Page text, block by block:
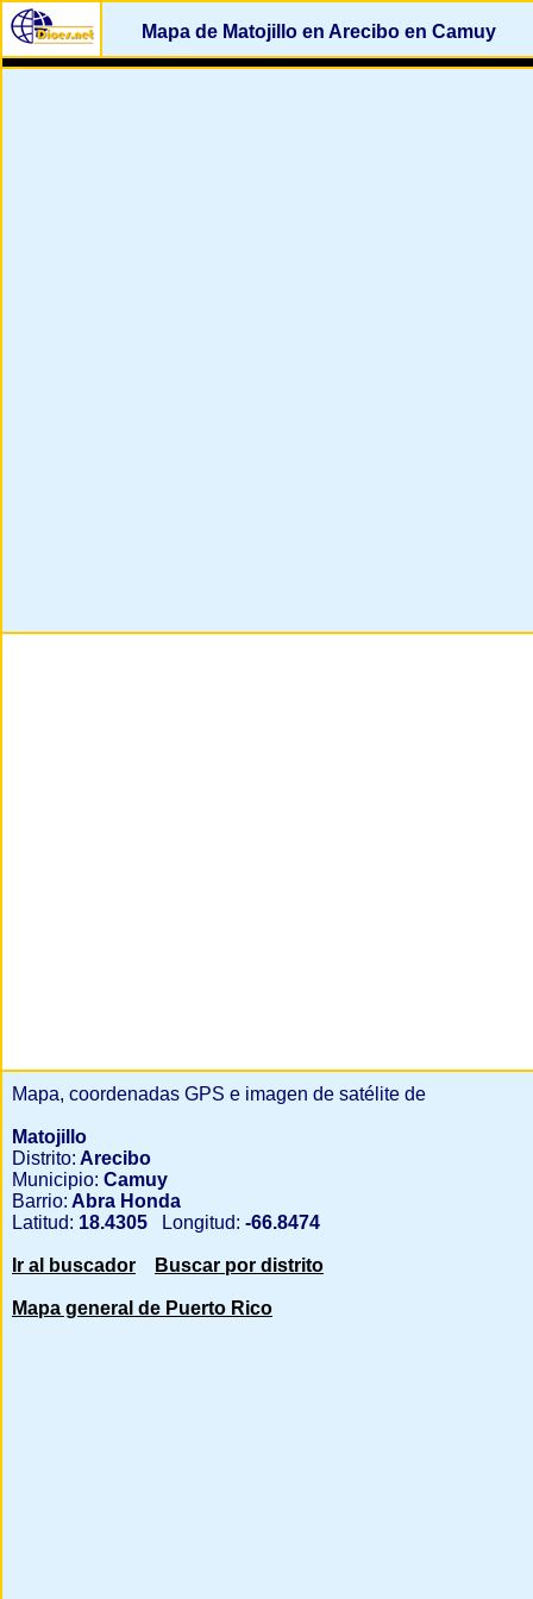
Mapa de Matojillo en Arecibo en Camuy
Mapa, coordenadas GPS e imagen de satélite de
Matojillo
Distrito: Arecibo
Municipio: Camuy
Barrio: Abra Honda
Latitud: 18.4305 Longitud: -66.8474
Ir al buscador Buscar por distrito
Mapa general de Puerto Rico